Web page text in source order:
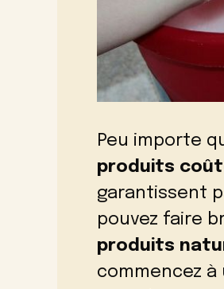
Peu importe
produits
garantissent
pouvez faire
produits
commencez à